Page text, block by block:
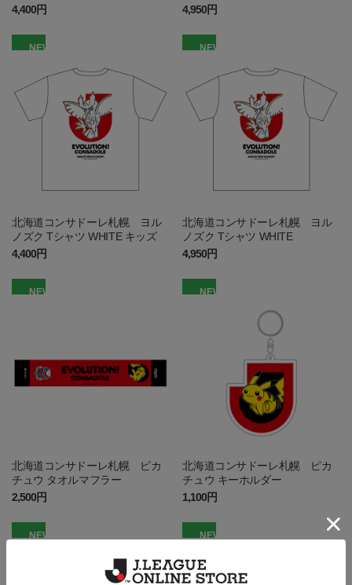
4,400円
4,950円
NEW
北海道コンサドーレ札幌 ヨル
ノズク Tシャツ WHITE キッズ
4,400円
NEW
北海道コンサドーレ札幌 ヨル
ノズク Tシャツ WHITE
4,950円
NEW
北海道コンサドーレ札幌 ピカ
チュウ タオルマフラー
2,500円
NEW
北海道コンサドーレ札幌 ピカ
チュウ キーホルダー
1,100円
NEW NEW